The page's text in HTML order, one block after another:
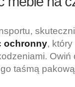
ochronny,
Owiń
taśmą